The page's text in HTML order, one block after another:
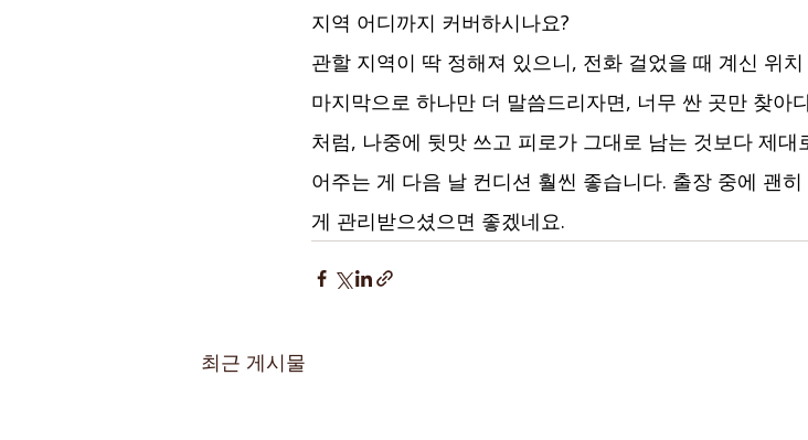
지역 어디까지 커버하시나요?
관할 지역이 딱 정해져 있으니, 전화 걸었을 때 계신 위
마지막으로 하나만 더 말씀드리자면, 너무 싼 곳만 찾아
처럼, 나중에 뒷맛 쓰고 피로가 그대로 남는 것보다 제
어주는 게 다음 날 컨디션 훨씬 좋습니다. 출장 중에 괜
게 관리받으셨으면 좋겠네요.
최근 게시물